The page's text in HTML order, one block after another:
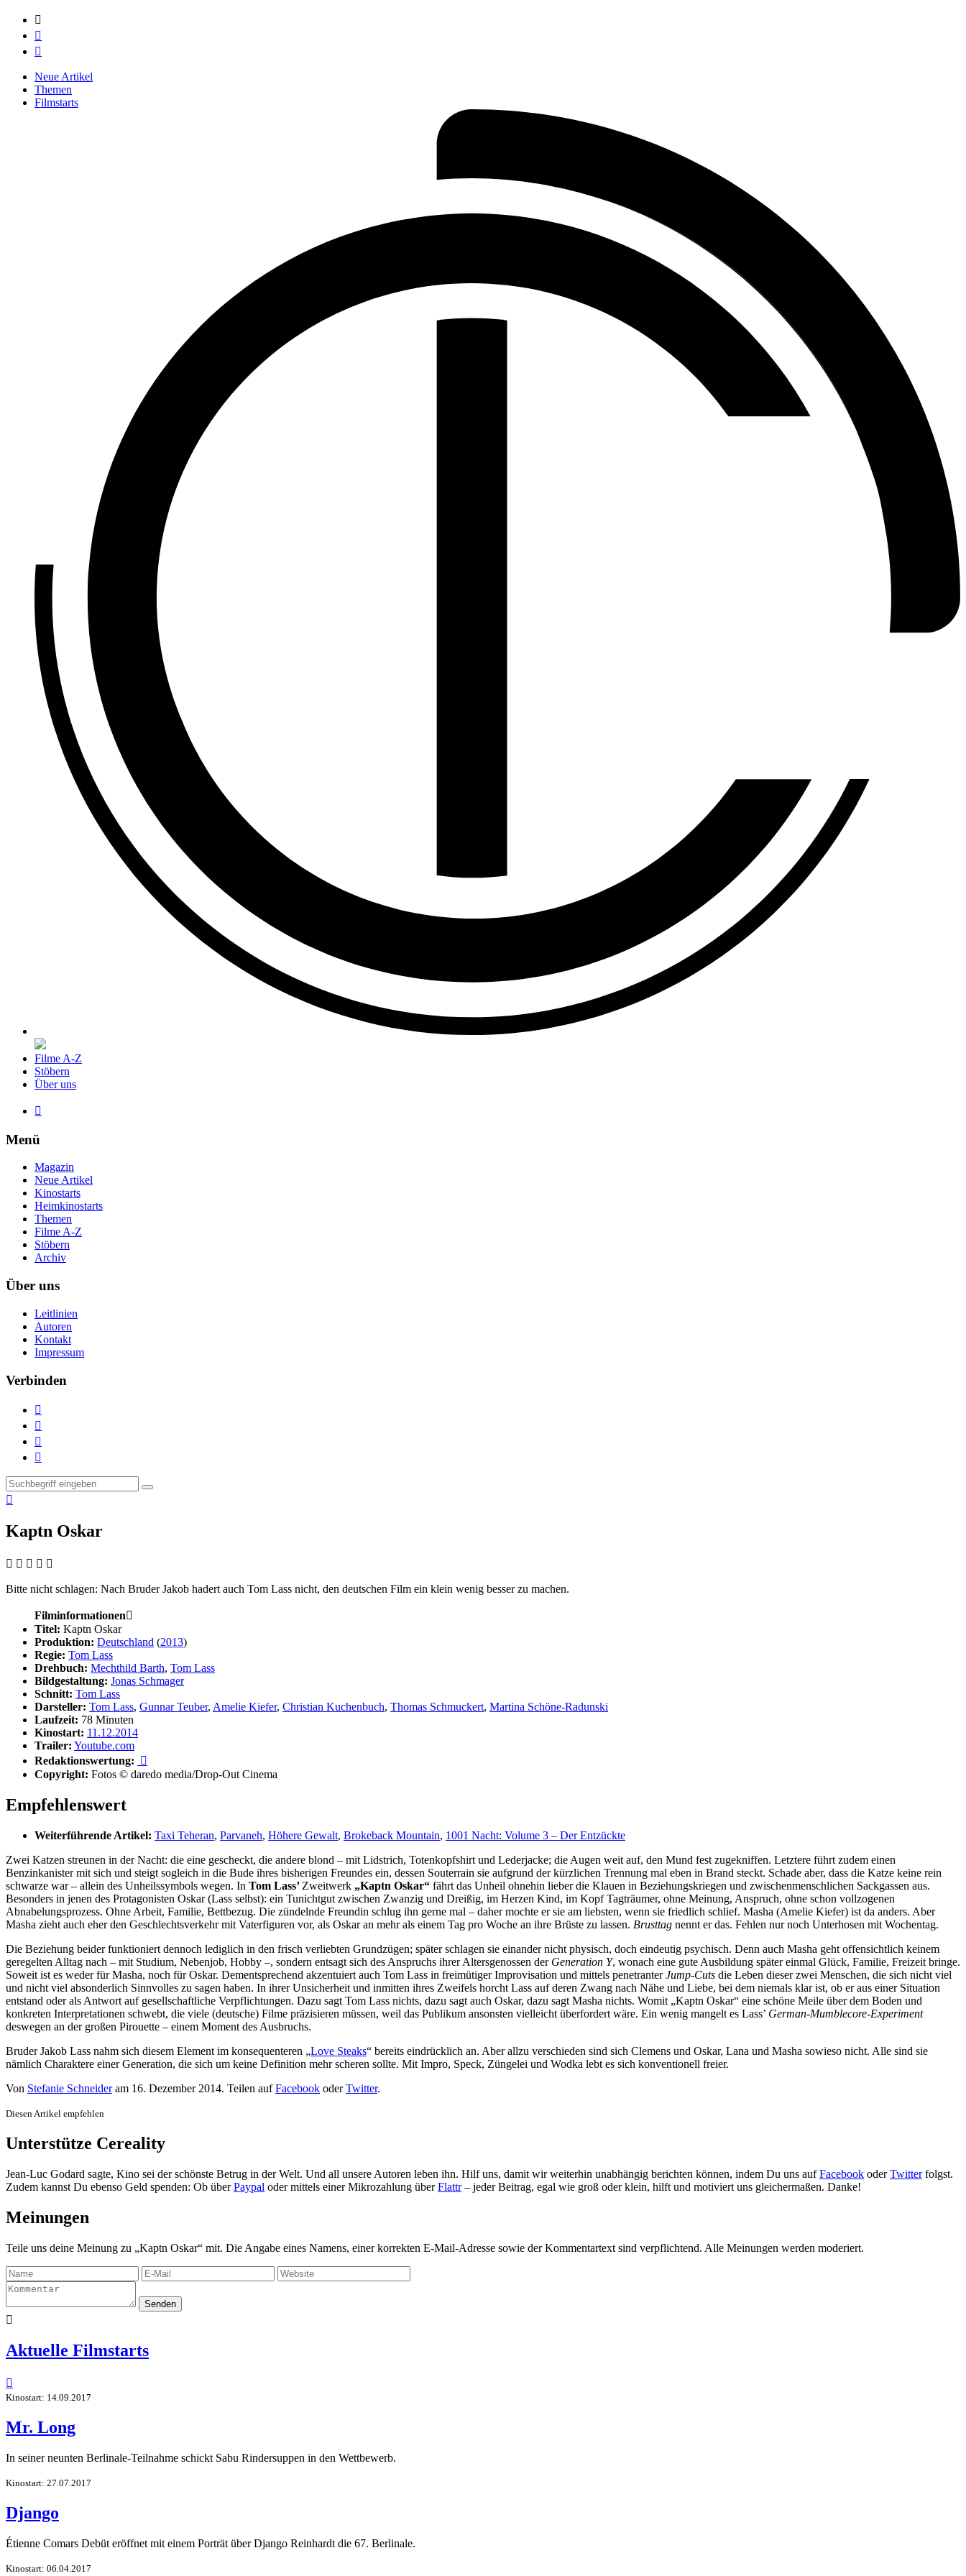



Neue Artikel
Themen
Filmstarts
Filme A-Z
Stöbern
Über uns

Menü
Magazin
Neue Artikel
Kinostarts
Heimkinostarts
Themen
Filme A-Z
Stöbern
Archiv
Über uns
Leitlinien
Autoren
Kontakt
Impressum
Verbinden





Kaptn Oskar
    
Bitte nicht schlagen: Nach Bruder Jakob hadert auch Tom Lass nicht, den deutschen Film ein klein wenig besser zu machen.
Filminformationen
Titel: Kaptn Oskar
Produktion: Deutschland (2013)
Regie: Tom Lass
Drehbuch: Mechthild Barth, Tom Lass
Bildgestaltung: Jonas Schmager
Schnitt: Tom Lass
Darsteller: Tom Lass, Gunnar Teuber, Amelie Kiefer, Christian Kuchenbuch, Thomas Schmuckert, Martina Schöne-Radunski
Laufzeit: 78 Minuten
Kinostart: 11.12.2014
Trailer: Youtube.com
Redaktionswertung:

Copyright: Fotos © daredo media/Drop-Out Cinema
Empfehlenswert
Weiterführende Artikel: Taxi Teheran, Parvaneh, Höhere Gewalt, Brokeback Mountain, 1001 Nacht: Volume 3 – Der Entzückte
Zwei Katzen streunen in der Nacht: die eine gescheckt, die andere blond – mit Lidstrich, Totenkopfshirt und Lederjacke; die Augen weit auf, den Mund fest zugekniffen. Letztere führt zudem einen
Benzinkanister mit sich und steigt sogleich in die Bude ihres bisherigen Freundes ein, dessen Souterrain sie aufgrund der kürzlichen Trennung mal eben in Brand steckt. Schade aber, dass die Katze keine rein
schwarze war – allein des Unheilssymbols wegen. In Tom Lass’ Zweitwerk „Kaptn Oskar“ fährt das Unheil ohnehin lieber die Klauen in Beziehungskriegen und zwischenmenschlichen Sackgassen aus.
Besonders in jenen des Protagonisten Oskar (Lass selbst): ein Tunichtgut zwischen Zwanzig und Dreißig, im Herzen Kind, im Kopf Tagträumer, ohne Meinung, Anspruch, ohne schon vollzogenen
Abnabelungsprozess. Ohne Arbeit, Familie, Bettbezug. Die zündelnde Freundin schlug ihn gerne mal – daher mochte er sie am liebsten, wenn sie friedlich schlief. Masha (Amelie Kiefer) ist da anders. Aber
Masha zieht auch eher den Geschlechtsverkehr mit Vaterfiguren vor, als Oskar an mehr als einem Tag pro Woche an ihre Brüste zu lassen. Brusttag nennt er das. Fehlen nur noch Unterhosen mit Wochentag.
Die Beziehung beider funktioniert dennoch lediglich in den frisch verliebten Grundzügen; später schlagen sie einander nicht physisch, doch eindeutig psychisch. Denn auch Masha geht offensichtlich keinem
geregelten Alltag nach – mit Studium, Nebenjob, Hobby –, sondern entsagt sich des Anspruchs ihrer Altersgenossen der Generation Y, wonach eine gute Ausbildung später einmal Glück, Familie, Freizeit bringe.
Soweit ist es weder für Masha, noch für Oskar. Dementsprechend akzentuiert auch Tom Lass in freimütiger Improvisation und mittels penetranterJump-Cuts die Leben dieser zwei Menschen, die sich nicht viel
und nicht viel absonderlich Sinnvolles zu sagen haben. In ihrer Unsicherheit und inmitten ihres Zweifels horcht Lass auf deren Zwang nach Nähe und Liebe, bei dem niemals klar ist, ob er aus einer Situation
entstand oder als Antwort auf gesellschaftliche Verpflichtungen. Dazu sagt Tom Lass nichts, dazu sagt auch Oskar, dazu sagt Masha nichts. Womit „Kaptn Oskar“ eine schöne Meile über dem Boden und
konkreten Interpretationen schwebt, die viele (deutsche) Filme präzisieren müssen, weil das Publikum ansonsten vielleicht überfordert wäre. Ein wenig mangelt es Lass’ German-Mumblecore-Experiment
deswegen an der großen Pirouette – einem Moment des Ausbruchs.
Bruder Jakob Lass nahm sich diesem Element im konsequenteren „Love Steaks“ bereits eindrücklich an. Aber allzu verschieden sind sich Clemens und Oskar, Lana und Masha sowieso nicht. Alle sind sie
nämlich Charaktere einer Generation, die sich um keine Definition mehr scheren sollte. Mit Impro, Speck, Züngelei und Wodka lebt es sich konventionell freier.
Von Stefanie Schneideram 16. Dezember 2014. Teilen aufFacebook oderTwitter.
Diesen Artikel empfehlen
Unterstütze Cereality
Jean-Luc Godard sagte, Kino sei der schönste Betrug in der Welt. Und all unsere Autoren leben ihn. Hilf uns, damit wir weiterhin unabhängig berichten können, indem Du uns aufFacebook oderTwitterfolgst.
Zudem kannst Du ebenso Geld spenden: Ob überPaypal oder mittels einer Mikrozahlung überFlattr– jeder Beitrag, egal wie groß oder klein, hilft und motiviert uns gleichermaßen. Danke!
Meinungen
Teile uns deine Meinung zu „Kaptn Oskar“ mit. Die Angabe eines Namens, einer korrekten E-Mail-Adresse sowie der Kommentartext sind verpflichtend. Alle Meinungen werden moderiert.
Senden

Aktuelle Filmstarts

Kinostart: 14.09.2017
Mr. Long
In seiner neunten Berlinale-Teilnahme schickt Sabu Rindersuppen in den Wettbewerb.
Kinostart: 27.07.2017
Django
Étienne Comars Debüt eröffnet mit einem Porträt über Django Reinhardt die 67. Berlinale.
Kinostart: 06.04.2017